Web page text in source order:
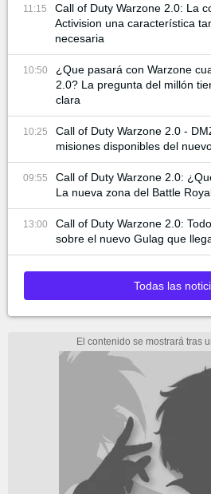
11:15
Call of Duty Warzone 2.0: La
Activision una característica
necesaria
10:50
¿Que pasará con Warzone
2.0? La pregunta del millón
clara
10:25
Call of Duty Warzone 2.0 -
misiones disponibles del
09:55
Call of Duty Warzone 2.0:
La nueva zona del Battle
13:00
Call of Duty Warzone 2.0:
sobre el nuevo Gulag que
Todas las